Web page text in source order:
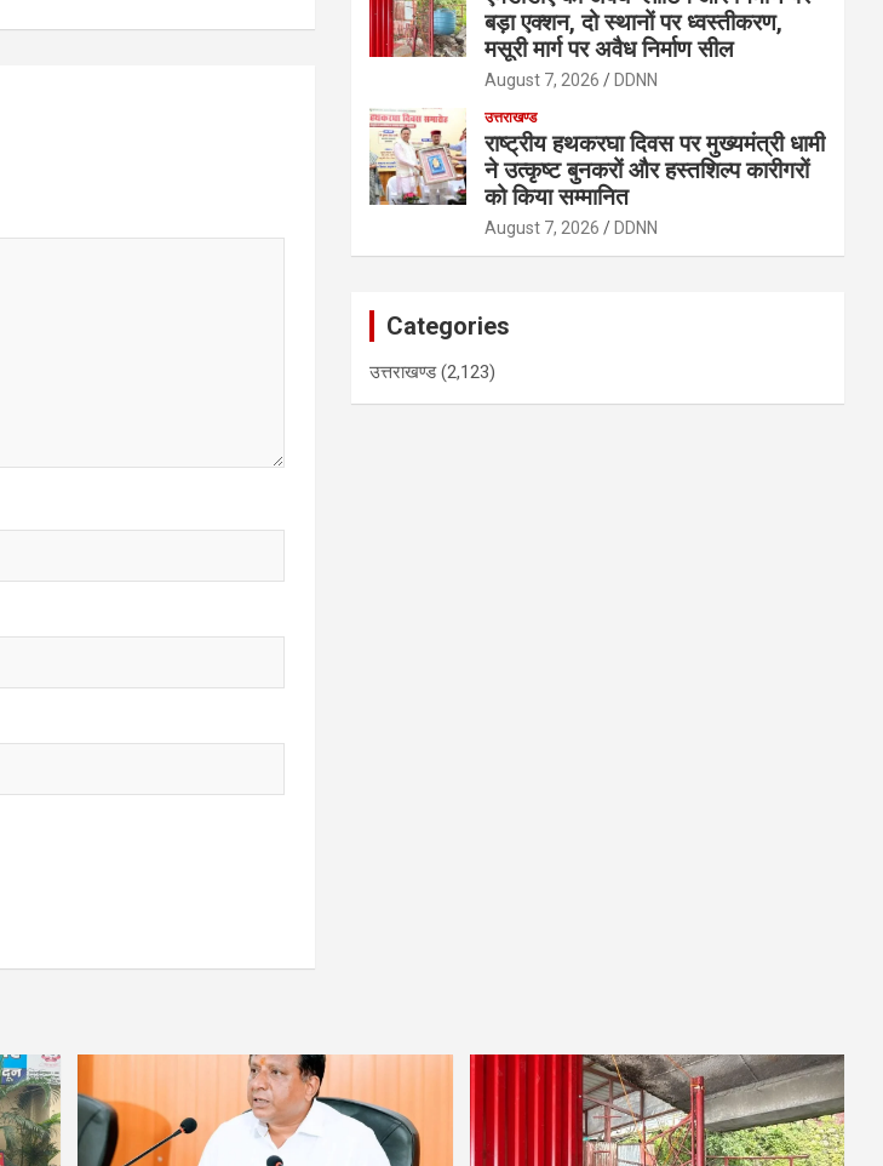
बड़ा एक्शन, दो स्थानों पर ध्वस्तीकरण,
मसूरी मार्ग पर अवैध निर्माण सील
August 7, 2026 DDNN
उत्तराखण्ड
राष्ट्रीय हथकरघा दिवस पर मुख्यमंत्री धामी
ने उत्कृष्ट बुनकरों और हस्तशिल्प कारीगरों
को किया सम्मानित
August 7, 2026 DDNN
Categories
उत्तराखण्ड(2,123)